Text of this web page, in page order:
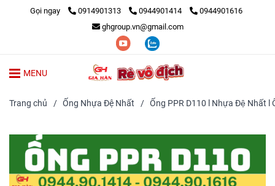
Gọi ngay 0914901313 0944901414
0944901616
ghgroup.vn@gmail.com
MENU
Trang chủ / Ống Nhựa Đệ Nhất / Ống PPR D110 l Nhựa Đệ Nhất l